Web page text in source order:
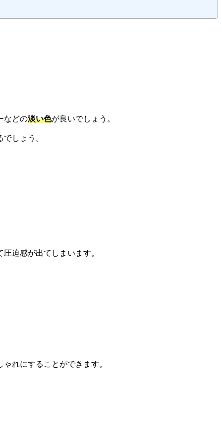
などの淡い色が良いでしょう。
しょう。
迫感が出てしまいます。
れにすることができます。